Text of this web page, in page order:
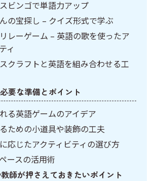
ビンゴで単語力アップ
の宝探し – クイズ形式で学ぶ
レーゲーム – 英語の歌を使ったア
ィ
クラフトと英語を組み合わせる工
要な準備とポイント
る英語ゲームのアイデア
ための小道具や装飾の工夫
応じたアクティビティの選び方
ースの活用術
師が押さえておきたいポイント